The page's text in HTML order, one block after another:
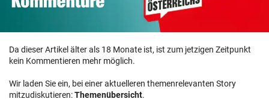
Da dieser Artikel älter als 18 Monate ist, ist zum jetzigen Zeitpunkt
kein Kommentieren mehr möglich.
Wir laden Sie ein, bei einer aktuelleren themenrelevanten Story
mitzudiskutieren:Themenübersicht.